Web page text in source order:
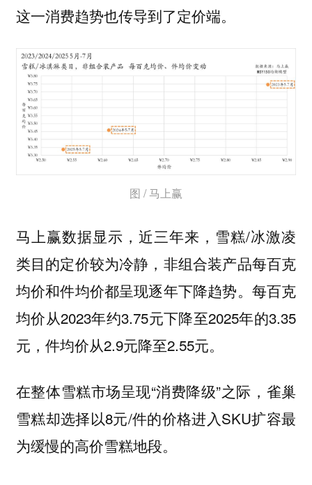
这一消费趋势也传导到了定价端。
图 / 马上赢
马上赢数据显示，近三年来，雪糕/冰激凌
类目的定价较为冷静，非组合装产品每百克
均价和件均价都呈现逐年下降趋势。每百克
均价从2023年约3.75元下降至2025年的3.35
元，件均价从2.9元降至2.55元。
在整体雪糕市场呈现“消费降级”之际，雀巢
雪糕却选择以8元/件的价格进入SKU扩容最
为缓慢的高价雪糕地段。